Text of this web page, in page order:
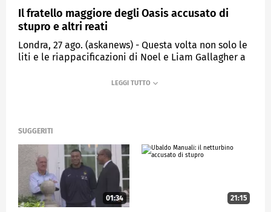
Il fratello maggiore degli Oasis accusato di
stupro e altri reati
Londra, 27 ago. (askanews) - Questa volta non solo le
liti e le riappacificazioni di Noel e Liam Gallagher a
Oasis, Paul è stato accusato di violenze nei confronti
conseguenti lesioni personali. I presunti episodi
negato fermamente le accuse mosse contro di lui.
Paul Gallagher non ha mai fatto parte degli Oasis, ma
ha anche lui ha una carriera nella musica soprattutto
come Dj.
SUGGERITI
01:34 21:15